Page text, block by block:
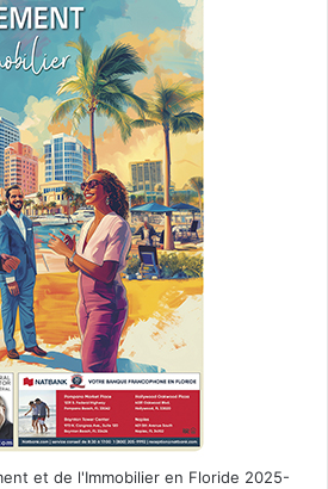
et de l'Immobilier en Floride 2025-